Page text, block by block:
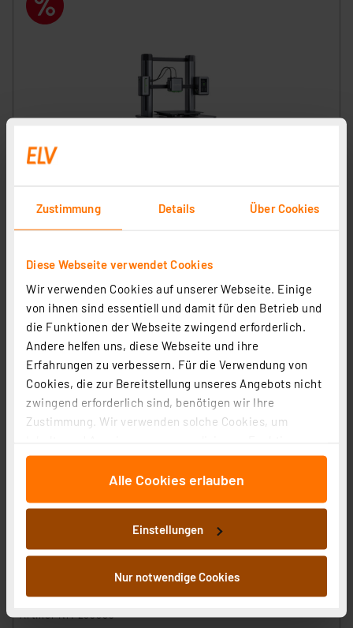
Zustimmung Details Über Cookies
Diese Webseite verwendet Cookies
Wir verwenden Cookies auf unserer Webseite. Einige
von ihnen sind essentiell und damit für den Betrieb und
die Funktionen der Webseite zwingend erforderlich.
Andere helfen uns, diese Webseite und ihre
Erfahrungen zu verbessern. Für die Verwendung von
Cookies, die zur Bereitstellung unseres Angebots nicht
zwingend erforderlich sind, benötigen wir Ihre
Zustimmung. Wir verwenden solche Cookies, um
für soziale Medien anbieten zu können und die Zugriffe
auf unsere Website zu analysieren. Außerdem geben
an unsere Partner für soziale Medien, Werbung und
Analysen weiter. Unsere Partner führen diese
Informationen möglicherweise mit weiteren Daten
zusammen, die Sie ihnen bereitgestellt haben oder die
sie im Rahmen Ihrer Nutzung der Dienste gesammelt
Alle Cookies erlauben
Einstellungen
Nur notwendige Cookies
AnkerMake FFF-3D-Drucker M5, mit KI-Live-Kamera,
Artikel-Nr. 253138
1 2 3 4 5
zzgl. MwSt.
Informationen zu Versandkosten
Snapmaker Lasergravierer Ray 20W, Präzise Gravur &
Schnitttechnik mit Air Assist
Artikel-Nr. 253883